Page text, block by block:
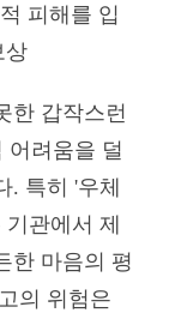
피해를 입
상
한 갑작스런
어려움을 덜
. 특히 '우체
관에서 제
한 마음의 평
의 위험은